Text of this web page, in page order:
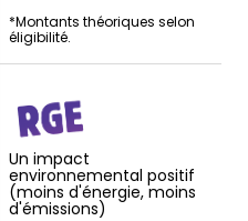
*Montants théoriques selon
éligibilité.
Un impact
environnemental positif
(moins d'énergie, moins
d'émissions)